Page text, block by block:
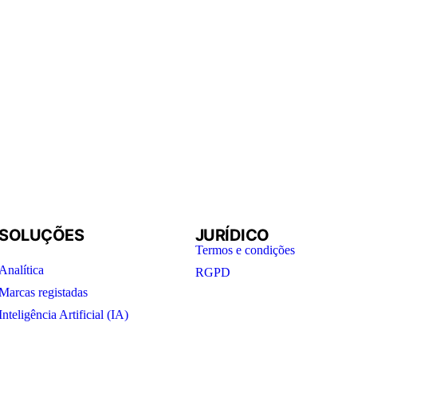
SOLUÇÕES
registadas
Artificial (IA)
JURÍDICO
Termos e condições
RGPD